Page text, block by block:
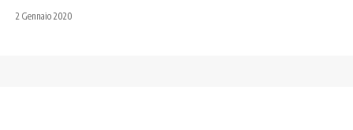
2 Gennaio 2020